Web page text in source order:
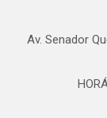
Av. Senador